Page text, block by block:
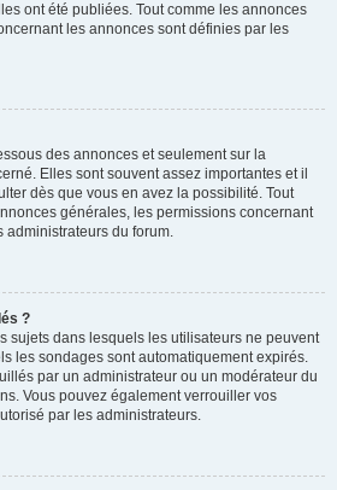
ont été publiées. Tout comme les annonces
les annonces sont définies par les
des annonces et seulement sur la
Elles sont souvent assez importantes et il
dès que vous en avez la possibilité. Tout
générales, les permissions concernant
administrateurs du forum.
?
sujets dans lesquels les utilisateurs ne peuvent
les sondages sont automatiquement expirés.
par un administrateur ou un modérateur du
Vous pouvez également verrouiller vos
par les administrateurs.